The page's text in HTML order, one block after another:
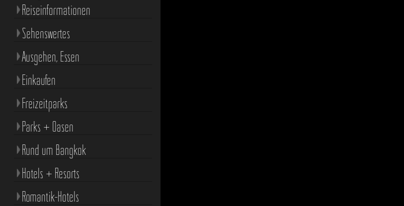
Reiseinformationen
Sehenswertes
Ausgehen, Essen
Einkaufen
Freizeitparks
Parks + Oasen
Rund um Bangkok
Hotels + Resorts
Romantik-Hotels